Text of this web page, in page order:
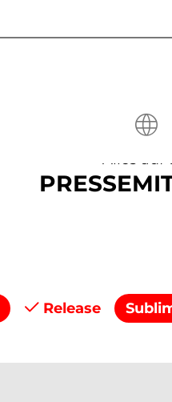
Alles auf
Release